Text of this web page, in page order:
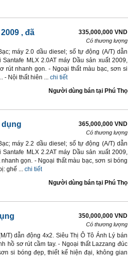
, đã
335,000,000 VND
Có thương lượng
máy 2.0 dầu diesel; số tự động (A/T) dẫn
MLX 2.0AT máy Dầu sản xuất 2009,
rút nhanh gọn. - Ngoại thất màu bạc, sơn si
- Nội thất hiên ... chi tiết
Người dùng bán tại Phú Thọ
dụng
365,000,000 VND
Có thương lượng
máy 2.2 dầu diesel; số tự động (A/T) dẫn
MLX 2.2AT máy Dầu sản xuất 2009,
gọn. - Ngoại thất màu bạc, sơn si bóng
ghế ... chi tiết
Người dùng bán tại Phú Thọ
350,000,000 VND
Có thương lượng
T) dẫn động 4x2. Siêu Thị Ô Tô Ánh Lý bán
hồ sơ rút cầm tay. - Ngoại thất Lazzang đúc
si bóng đẹp, thiết kế hiện đại, không gian